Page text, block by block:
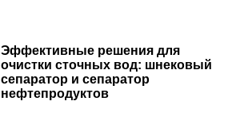
Эффективные решения для
очистки сточных вод: шнековый
сепаратор и сепаратор
нефтепродуктов